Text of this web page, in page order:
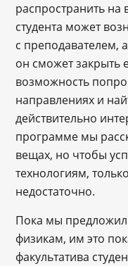
распространить на
студента может
с преподавателем,
он сможет закрыть
возможность
направлениях и
действительно
программе мы
вещах, но чтобы
технологиям,
недостаточно.
Пока мы
физикам, им это
факультатива